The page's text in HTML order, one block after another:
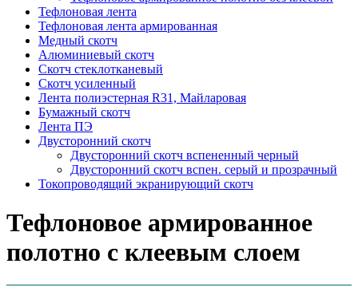
Тефлоновая лента
Тефлоновая лента армированная
Медный скотч
Алюминиевый скотч
Скотч стеклотканевый
Скотч усиленный
Лента полиэстерная R31, Майларовая
Бумажный скотч
Лента ПЭ
Двусторонний скотч
Двусторонний скотч вспененный черный
Двусторонний скотч вспен. серый и прозрачный
Токопроводящий экранирующий скотч
Тефлоновое армированное
полотно с клеевым слоем